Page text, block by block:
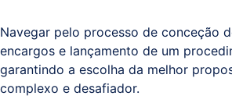
Registo
Predial,
Civil,
Comercial
Navegar pelo processo de conceção
encargos e lançamento de um
garantindo a escolha da melhor
complexo e desafiador.